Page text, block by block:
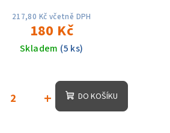
217,80 Kč včetně DPH
180 Kč
Skladem (5 ks)
+ DO KOŠÍKU